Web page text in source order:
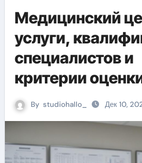
Медицинский
услуги,
специалистов и
критерии
By studiohallo_ Дек 10,